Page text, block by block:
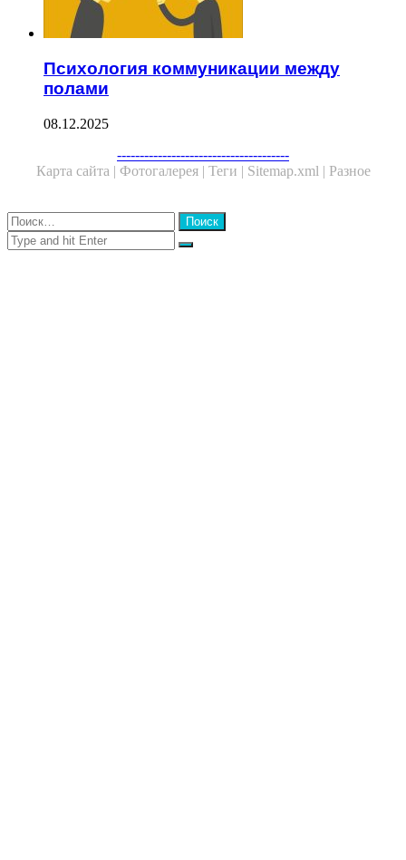
Психология коммуникации между
полами
08.12.2025
--------------------------------------
Карта сайта | Фотогалерея | Теги | Sitemap.xml | Разное
Close
Найти:
Close
Search